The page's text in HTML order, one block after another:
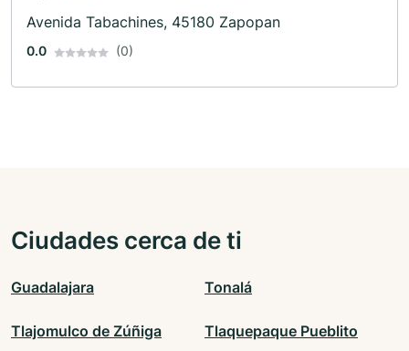
Avenida Tabachines, 45180 Zapopan
0.0 (0)
Ciudades cerca de ti
Guadalajara Tonalá
Tlajomulco de Zúñiga Tlaquepaque Pueblito